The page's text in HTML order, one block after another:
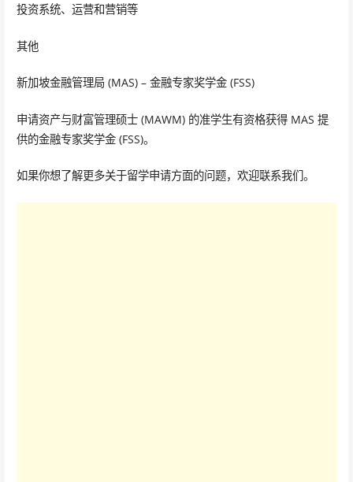
投资系统、运营和营销等
其他
新加坡金融管理局 (MAS) – 金融专家奖学金 (FSS)
申请资产与财富管理硕士 (MAWM) 的准学生有资格获得 MAS 提
供的金融专家奖学金 (FSS)。
如果你想了解更多关于留学申请方面的问题，欢迎联系我们。